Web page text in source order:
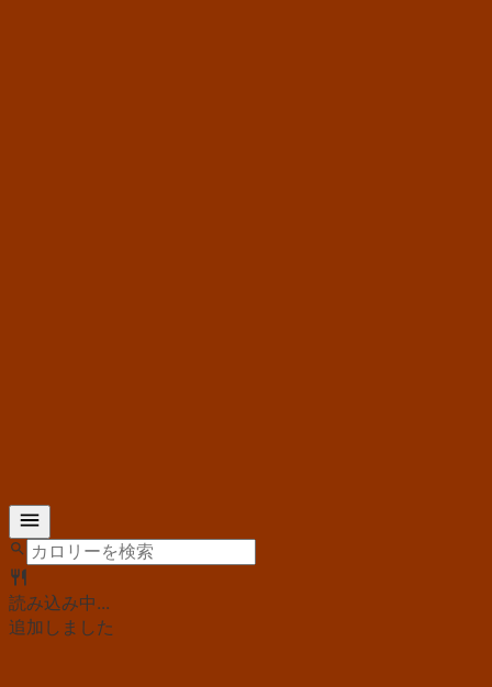
読み込み中...
追加しました